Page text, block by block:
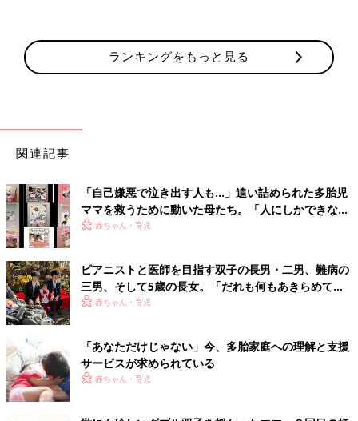
ランキングをもっと見る
関連記事
「自己嫌悪で泣き出す人も…」追い詰められた多胎児
ママを救うために動いた母たち。「人にしかできない
サポート」の重要性
赤ちゃん・育児
ピアニストと医師を目指す双子の長男・二男、難病の
三男、そして5歳の長女。「だれも何もあきらめてほ
しくない」母の思い
赤ちゃん・育児
「あなただけじゃない」今、多胎家庭への理解と支援
サービスが求められている
赤ちゃん・育児